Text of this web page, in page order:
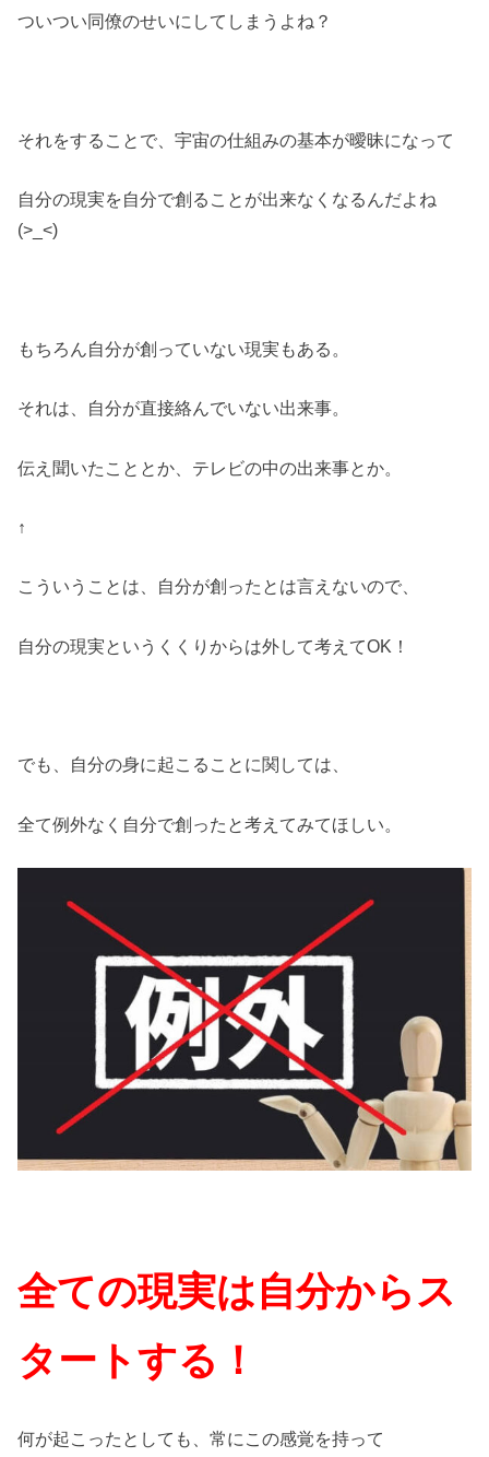
ついつい同僚のせいにしてしまうよね？
それをすることで、宇宙の仕組みの基本が曖昧になって
自分の現実を自分で創ることが出来なくなるんだよね
(>_<)
もちろん自分が創っていない現実もある。
それは、自分が直接絡んでいない出来事。
伝え聞いたこととか、テレビの中の出来事とか。
↑
こういうことは、自分が創ったとは言えないので、
自分の現実というくくりからは外して考えてOK！
でも、自分の身に起こることに関しては、
全て例外なく自分で創ったと考えてみてほしい。
全ての現実は自分からス
タートする！
何が起こったとしても、常にこの感覚を持って